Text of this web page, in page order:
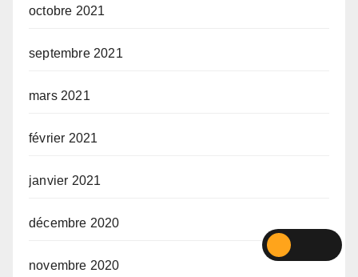
octobre 2021
septembre 2021
mars 2021
février 2021
janvier 2021
décembre 2020
novembre 2020